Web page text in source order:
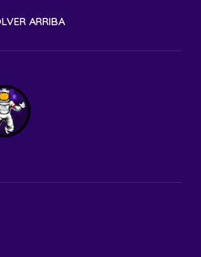
ARRIBA